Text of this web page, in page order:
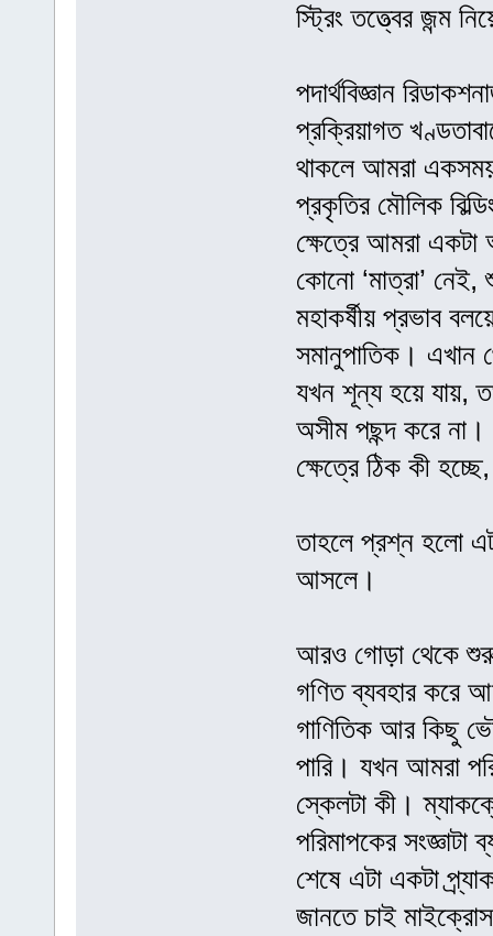
স্ট্রিং তত্ত্বের জন্ম
পদার্থবিজ্ঞান
প্রক্রিয়াগত
থাকলে আমরা একসময়
প্রকৃতির মৌলিক
ক্ষেত্রে আমরা একটা
কোনো ‘মাত্রা’
মহাকর্ষীয় প্রভাব
সমানুপাতিক। এখান
যখন শূন্য হয়ে যায়,
অসীম পছন্দ করে না।
ক্ষেত্রে ঠিক কী
তাহলে প্রশ্ন হলো
আসলে।
আরও গোড়া থেকে শুরু
গণিত ব্যবহার করে
গাণিতিক আর কিছু
পারি। যখন আমরা
স্কেলটা কী।
পরিমাপকের সংজ্ঞাটা
শেষে এটা একটা
জানতে চাই